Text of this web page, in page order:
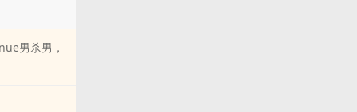
男杀男，